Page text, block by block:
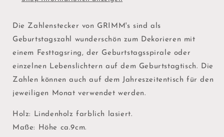
Die Zahlenstecker von GRIMM's sind als
Geburtstagszahl wunderschön zum Dekorieren mit
einem Festtagsring, der Geburtstagsspirale oder
einzelnen Lebenslichtern auf dem Geburtstagtisch. Die
Zahlen können auch auf dem Jahreszeitentisch für den
jeweiligen Monat verwendet werden.
Holz: Lindenholz farblich lasiert.
Maße: Höhe ca.9cm.